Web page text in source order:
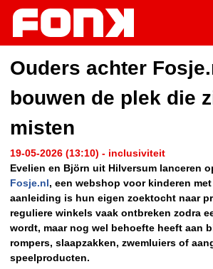
Ouders achter
bouwen de plek die
misten
19-05-2026 (13:10) - inclusiviteit
Evelien en Björn uit Hilversum lanceren
Fosje.nl, een webshop voor kinderen
aanleiding is hun eigen zoektocht naar
reguliere winkels vaak ontbreken zodra
wordt, maar nog wel behoefte heeft aan
rompers, slaapzakken, zwemluiers of
speelproducten.